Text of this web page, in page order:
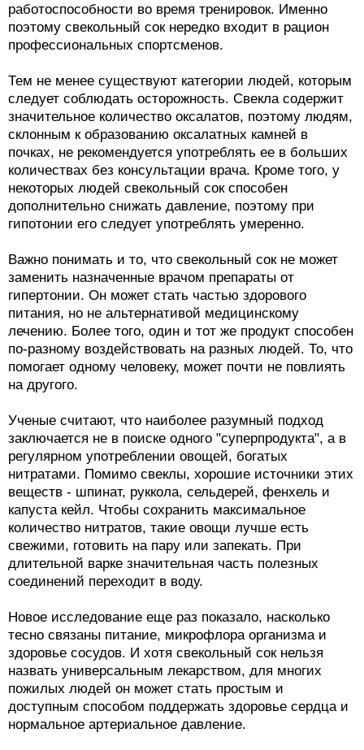
работоспособности во время тренировок. Именно
поэтому свекольный сок нередко входит в рацион
профессиональных спортсменов.
Тем не менее существуют категории людей, которым
следует соблюдать осторожность. Свекла содержит
значительное количество оксалатов, поэтому людям,
склонным к образованию оксалатных камней в
почках, не рекомендуется употреблять ее в больших
количествах без консультации врача. Кроме того, у
некоторых людей свекольный сок способен
дополнительно снижать давление, поэтому при
гипотонии его следует употреблять умеренно.
Важно понимать и то, что свекольный сок не может
заменить назначенные врачом препараты от
гипертонии. Он может стать частью здорового
питания, но не альтернативой медицинскому
лечению. Более того, один и тот же продукт способен
по-разному воздействовать на разных людей. То, что
помогает одному человеку, может почти не повлиять
на другого.
Ученые считают, что наиболее разумный подход
заключается не в поиске одного "суперпродукта", а в
регулярном употреблении овощей, богатых
нитратами. Помимо свеклы, хорошие источники этих
веществ - шпинат, руккола, сельдерей, фенхель и
капуста кейл. Чтобы сохранить максимальное
количество нитратов, такие овощи лучше есть
свежими, готовить на пару или запекать. При
длительной варке значительная часть полезных
соединений переходит в воду.
Новое исследование еще раз показало, насколько
тесно связаны питание, микрофлора организма и
здоровье сосудов. И хотя свекольный сок нельзя
назвать универсальным лекарством, для многих
пожилых людей он может стать простым и
доступным способом поддержать здоровье сердца и
нормальное артериальное давление.